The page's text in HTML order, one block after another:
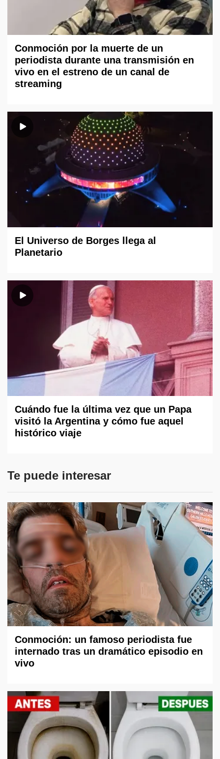
Conmoción por la muerte de un
periodista durante una transmisión en
vivo en el estreno de un canal de
streaming
El Universo de Borges llega al
Planetario
Cuándo fue la última vez que un Papa
visitó la Argentina y cómo fue aquel
histórico viaje
Te puede interesar
Conmoción: un famoso periodista fue
internado tras un dramático episodio en
vivo